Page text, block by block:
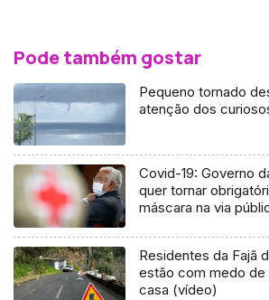
Pode também gostar
Pequeno tornado
atenção dos
Covid-19: Governo
quer tornar
máscara na via
Residentes da Fajã
estão com medo de
casa (vídeo)